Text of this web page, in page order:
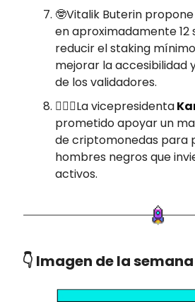
🤓Vitalik Buterin
en aproximadamente 12
reducir el staking mínimo
mejorar la accesibilidad
de los validadores.
🤵🏽‍♀️La vicepresidenta
prometido apoyar un
de criptomonedas para
hombres negros que
activos.
👇 Imagen de la semana